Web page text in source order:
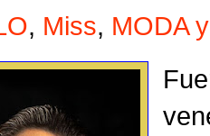
, Miss, MODA